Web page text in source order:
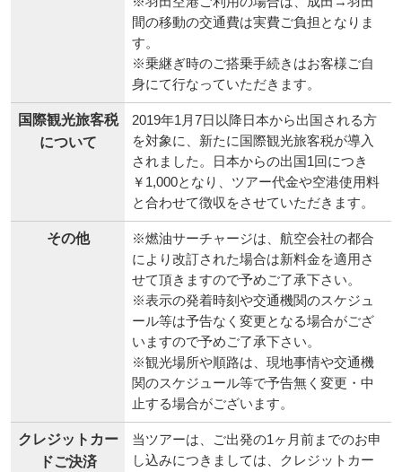
間の移動の交通費は実費ご負担となりま
す。
※乗継ぎ時のご搭乗手続きはお客様ご自
身にて行なっていただきます。
国際観光旅客税
について
2019年1月7日以降日本から出国される方
を対象に、新たに国際観光旅客税が導入
されました。日本からの出国1回につき
￥1,000となり、ツアー代金や空港使用料
と合わせて徴収をさせていただきます。
その他
※燃油サーチャージは、航空会社の都合
により改訂された場合は新料金を適用さ
せて頂きますので予めご了承下さい。
※表示の発着時刻や交通機関のスケジュ
ール等は予告なく変更となる場合がござ
いますので予めご了承下さい。
※観光場所や順路は、現地事情や交通機
関のスケジュール等で予告無く変更・中
止する場合がございます。
クレジットカー
ドご決済
当ツアーは、ご出発の1ヶ月前までのお申
し込みにつきましては、クレジットカー